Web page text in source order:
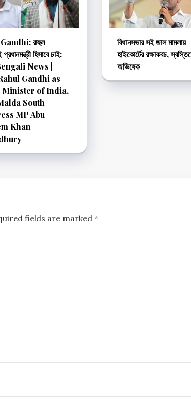
রাহুল
হিসাবে চাই:
News |
Gandhi as
Minister of India,
South
MP Abu
Khan
বিধানসভার সই জাল মামলায়
হাইকোর্টের রক্ষাকবচ,
অভিষেক
fields are marked *